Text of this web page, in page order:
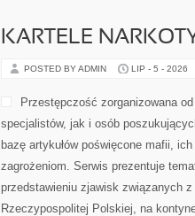
KARTELE
POSTED BY ADMIN LIP - 5 - 2026
Przestępczość zorganizowana
specjalistów, jak i osób
bazę artykułów poświęcone mafii,
zagrożeniom. Serwis prezentuje
przedstawieniu zjawisk związanych
Rzeczypospolitej Polskiej, na